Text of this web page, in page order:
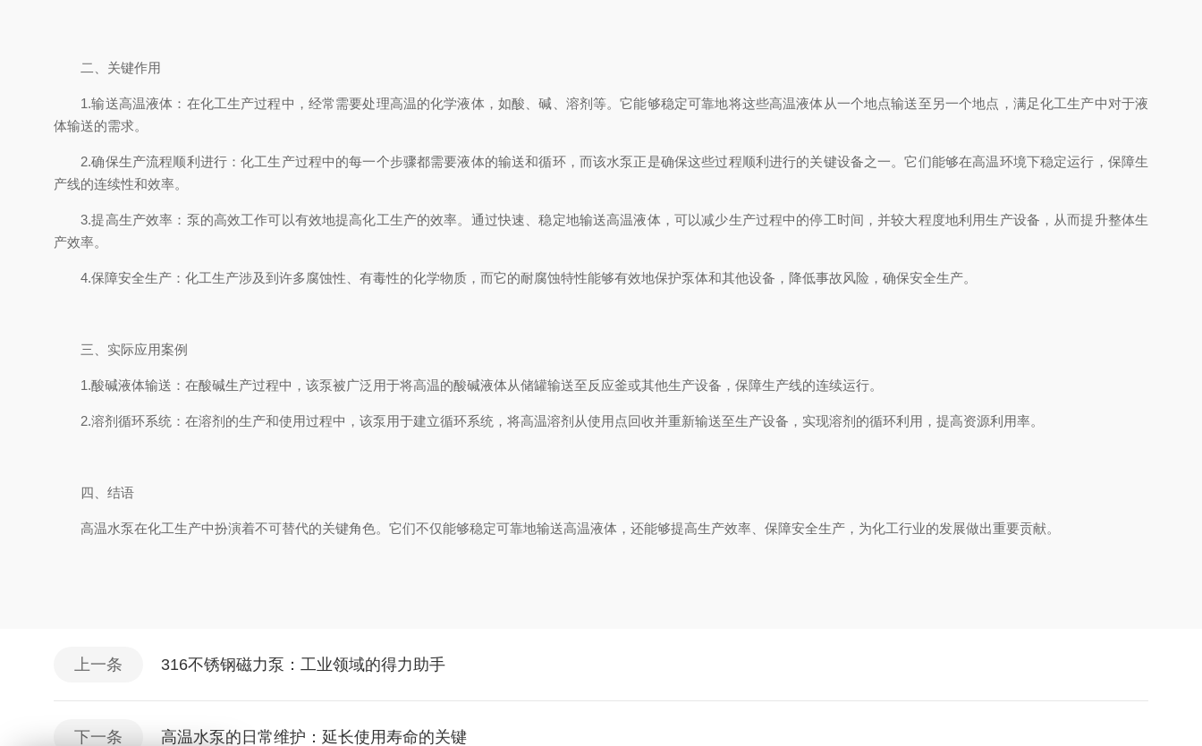
二、关键作用
1.输送高温液体：在化工生产过程中，经常需要处理高温的化学液体，如酸、碱、溶剂等。它能够稳定可靠地将这些高温液体从一个地点输送至另一个地点，满足化工生产中对于液
体输送的需求。
2.确保生产流程顺利进行：化工生产过程中的每一个步骤都需要液体的输送和循环，而该水泵正是确保这些过程顺利进行的关键设备之一。它们能够在高温环境下稳定运行，保障生
产线的连续性和效率。
3.提高生产效率：泵的高效工作可以有效地提高化工生产的效率。通过快速、稳定地输送高温液体，可以减少生产过程中的停工时间，并较大程度地利用生产设备，从而提升整体生
产效率。
4.保障安全生产：化工生产涉及到许多腐蚀性、有毒性的化学物质，而它的耐腐蚀特性能够有效地保护泵体和其他设备，降低事故风险，确保安全生产。
三、实际应用案例
1.酸碱液体输送：在酸碱生产过程中，该泵被广泛用于将高温的酸碱液体从储罐输送至反应釜或其他生产设备，保障生产线的连续运行。
2.溶剂循环系统：在溶剂的生产和使用过程中，该泵用于建立循环系统，将高温溶剂从使用点回收并重新输送至生产设备，实现溶剂的循环利用，提高资源利用率。
四、结语
高温水泵在化工生产中扮演着不可替代的关键角色。它们不仅能够稳定可靠地输送高温液体，还能够提高生产效率、保障安全生产，为化工行业的发展做出重要贡献。
上一条 316不锈钢磁力泵：工业领域的得力助手
下一条 高温水泵的日常维护：延长使用寿命的关键